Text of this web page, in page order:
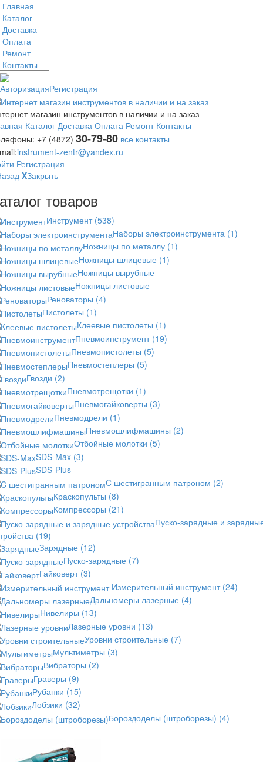
Главная
Каталог
Доставка
Оплата
Ремонт
Контакты
АвторизацияРегистрация
магазин инструментов в наличии и на заказ
Каталог Доставка Оплата Ремонт Контакты
+7 (4872) 30-79-80 все контакты
instrument-zentr@yandex.ru
Регистрация
XЗакрыть
товаров
Инструмент (538)
Наборы электроинструмента (1)
Ножницы по металлу (1)
Ножницы шлицевые (1)
Ножницы вырубные
Ножницы листовые
Реноваторы (4)
Пистолеты (1)
Клеевые пистолеты (1)
Пневмоинструмент (19)
Пневмопистолеты (5)
Пневмостеплеры (5)
Гвозди (2)
Пневмотрещотки (1)
Пневмогайковерты (3)
Пневмодрели (1)
Пневмошлифмашины (2)
Отбойные молотки (5)
SDS-Max (3)
SDS-Plus
C шестигранным патроном (2)
Краскопульты (8)
Компрессоры (21)
Пуско-зарядные и
(19)
Зарядные (12)
Пуско-зарядные (7)
Гайковерт (3)
Измерительный инструмент (24)
Дальномеры лазерные (4)
Нивелиры (13)
Лазерные уровни (13)
Уровни строительные (7)
Мультиметры (3)
Вибраторы (2)
Граверы (9)
Рубанки (15)
Лобзики (32)
Бороздоделы (штроборезы) (4)